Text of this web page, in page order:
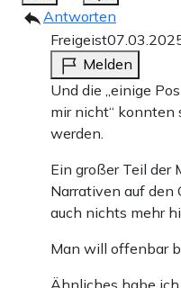
Antworten
Freigeist
Melden
Und die „einige
mir nicht“ konnten
werden.
Ein großer Teil der
Narrativen auf den
auch nichts mehr
Man will offenbar
Ähnliches habe